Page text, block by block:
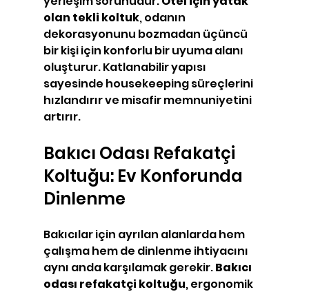
olan tekli koltuk, odanın
dekorasyonunu bozmadan üçüncü
bir kişi için konforlu bir uyuma alanı
oluşturur. Katlanabilir yapısı
sayesinde housekeeping süreçlerini
hızlandırır ve misafir memnuniyetini
artırır.
Bakıcı Odası Refakatçi
Koltuğu: Ev Konforunda
Dinlenme
Bakıcılar için ayrılan alanlarda hem
çalışma hem de dinlenme ihtiyacını
aynı anda karşılamak gerekir. Bakıcı
odası refakatçi koltuğu, ergonomik